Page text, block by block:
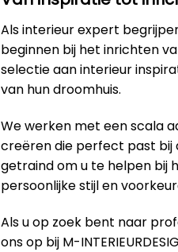
Als interieur expert
beginnen bij het inrichten
selectie aan interieur
van hun droomhuis.
We werken met een scala
creëren die perfect past bij
getraind om u te helpen bij
persoonlijke stijl en
Als u op zoek bent naar
ons op bij M-